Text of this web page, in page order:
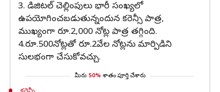
3. డిజిటల్ చెల్లింపులు భారీ సంఖ్యలో
ఉపయోగించబడుతున్నందున కరెన్సీ పాత్ర,
ముఖ్యంగా రూ.2,000 నోట్ల పాత్ర తగ్గింది.
4.రూ.500నోట్లతో రూ.2వేల నోట్లను మార్పిడిని
సులభంగా చేసుకోవచ్చు.
మీరు 50% శాతం పూర్తి చేశారు